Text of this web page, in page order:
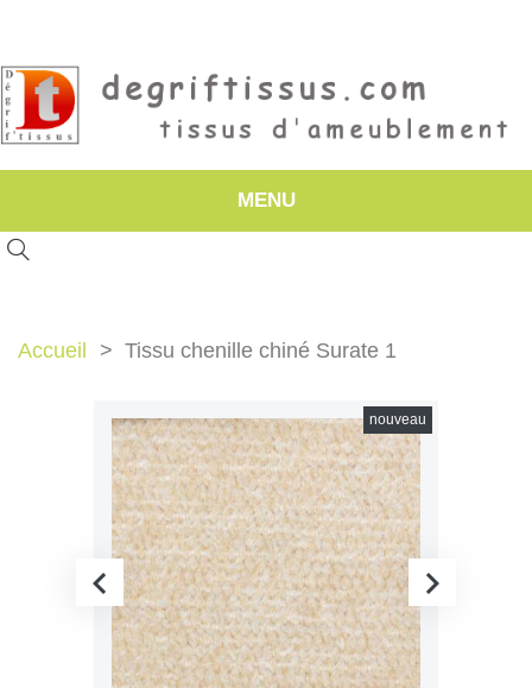
MENU
Accueil Tissu chenille chiné Surate 1
nouveau